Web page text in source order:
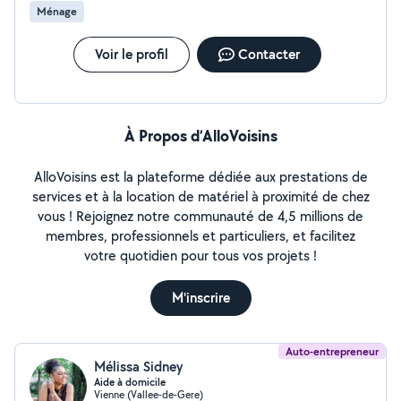
Ménage
Voir le profil Contacter
À Propos d’AlloVoisins
AlloVoisins est la plateforme dédiée aux prestations de
services et à la location de matériel à proximité de chez
vous ! Rejoignez notre communauté de 4,5 millions de
membres, professionnels et particuliers, et facilitez
votre quotidien pour tous vos projets !
M'inscrire
Auto-entrepreneur
Mélissa Sidney
Aide à domicile
Vienne (Vallee-de-Gere)